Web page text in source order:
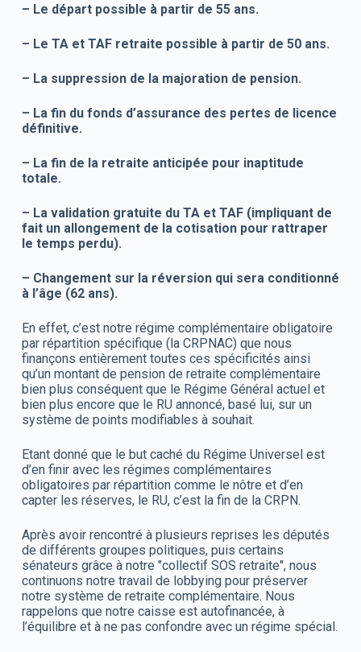
– Le départ possible à partir de 55 ans.
– Le TA et TAF retraite possible à partir de 50 ans.
– La suppression de la majoration de pension.
– La fin du fonds d’assurance des pertes de licence
définitive.
– La fin de la retraite anticipée pour inaptitude
totale.
– La validation gratuite du TA et TAF (impliquant de
fait un allongement de la cotisation pour rattraper
le temps perdu).
– Changement sur la réversion qui sera conditionné
à l’âge (62 ans).
En effet, c’est notre régime complémentaire obligatoire
par répartition spécifique (la CRPNAC) que nous
finançons entièrement toutes ces spécificités ainsi
qu’un montant de pension de retraite complémentaire
bien plus conséquent que le Régime Général actuel et
bien plus encore que le RU annoncé, basé lui, sur un
système de points modifiables à souhait.
Etant donné que le but caché du Régime Universel est
d’en finir avec les régimes complémentaires
obligatoires par répartition comme le nôtre et d’en
capter les réserves, le RU, c’est la fin de la CRPN.
Après avoir rencontré à plusieurs reprises les députés
de différents groupes politiques, puis certains
sénateurs grâce à notre "collectif SOS retraite", nous
continuons notre travail de lobbying pour préserver
notre système de retraite complémentaire. Nous
rappelons que notre caisse est autofinancée, à
l’équilibre et à ne pas confondre avec un régime spécial.